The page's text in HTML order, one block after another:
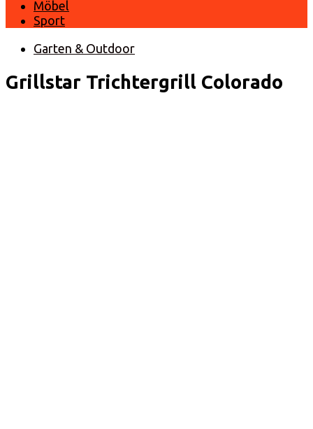
Möbel
Sport
Garten & Outdoor
Grillstar Trichtergrill Colorado